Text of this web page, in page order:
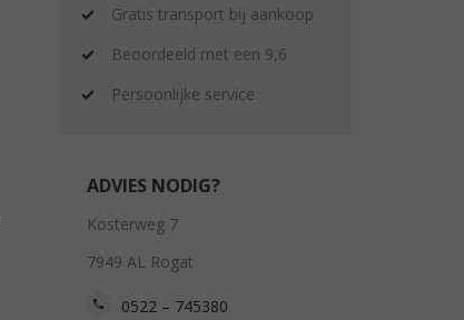
Gratis transport bij aankoop
Beoordeeld met een 9,6
Persoonlijke service
ADVIES NODIG?
Kosterweg 7
7949 AL Rogat
0522 – 745380